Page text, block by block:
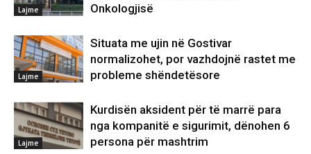
Lajme
Onkologjisë
Lajme
Situata me ujin në Gostivar
normalizohet, por vazhdojnë rastet me
probleme shëndetësore
Lajme
Kurdisën aksident për të marrë para
nga kompanitë e sigurimit, dënohen 6
persona për mashtrim